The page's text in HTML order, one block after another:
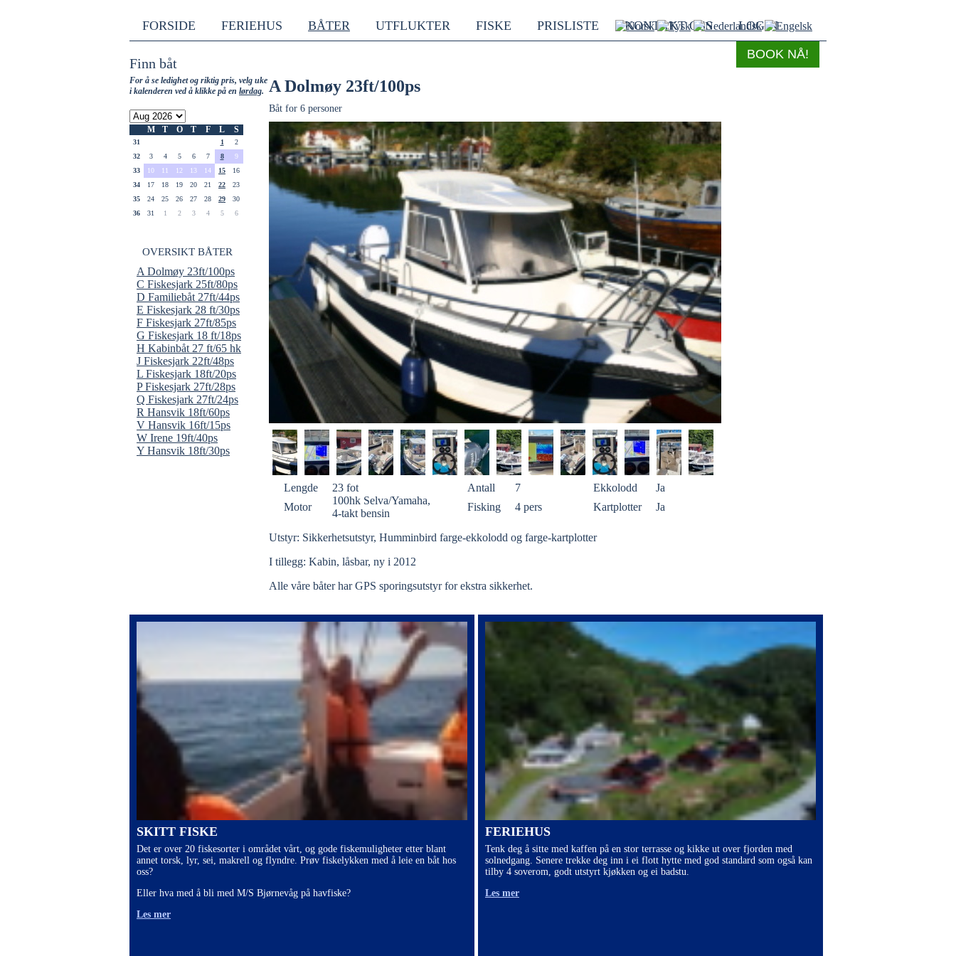
BOOK NÅ!
FORSIDE FERIEHUS BÅTER UTFLUKTER FISKE PRISLISTE KONTAKT OSS LOGIN
Finn båt
For å se ledighet og riktig pris, velg uke
i kalenderen ved å klikke på en lørdag.
M T O T F L S
31 1
2
32
3 4 5 6 7 8
9
33
10 11 12 13 14 15
16
34
17 18 19 20 21 22
23
35
24 25 26 27 28 29
30
36
31 1 2 3 4 5 6
OVERSIKT BÅTER
A Dolmøy 23ft/100ps
C Fiskesjark 25ft/80ps
D Familiebåt 27ft/44ps
E Fiskesjark 28 ft/30ps
F Fiskesjark 27ft/85ps
G Fiskesjark 18 ft/18ps
H Kabinbåt 27 ft/65 hk
J Fiskesjark 22ft/48ps
L Fiskesjark 18ft/20ps
P Fiskesjark 27ft/28ps
Q Fiskesjark 27ft/24ps
R Hansvik 18ft/60ps
V Hansvik 16ft/15ps
W Irene 19ft/40ps
Y Hansvik 18ft/30ps
A Dolmøy 23ft/100ps
Båt for 6 personer
Lengde 23 fot Antall 7 Ekkolodd
Ja
Motor
100hk Selva/Yamaha,
4-takt bensin
Fisking 4 pers Kartplotter Ja
Utstyr: Sikkerhetsutstyr, Humminbird farge-ekkolodd og farge-kartplotter
I tillegg: Kabin, låsbar, ny i 2012
Alle våre båter har GPS sporingsutstyr for ekstra sikkerhet.
SKITT FISKE
Det er over 20 fiskesorter i området vårt, og gode fiskemuligheter etter blant
annet torsk, lyr, sei, makrell og flyndre. Prøv fiskelykken med å leie en båt hos
oss?
Eller hva med å bli med M/S Bjørnevåg på havfiske?
Les mer
FERIEHUS
Tenk deg å sitte med kaffen på en stor terrasse og kikke ut over fjorden med
solnedgang. Senere trekke deg inn i ei flott hytte med god standard som også kan
tilby 4 soverom, godt utstyrt kjøkken og ei badstu.
Les mer